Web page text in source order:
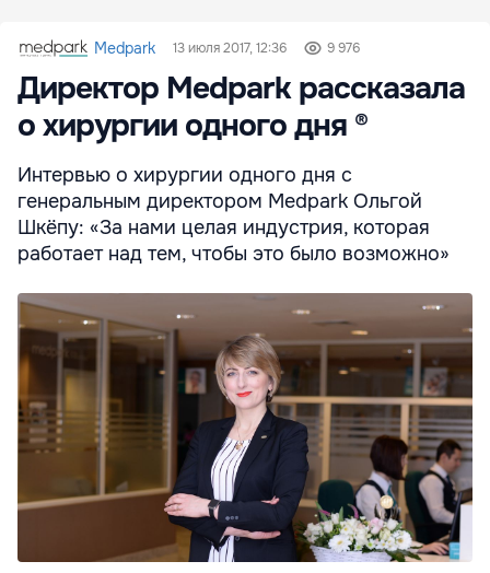
Medpark 13 июля 2017, 12:36 9 976
Директор Medpark рассказала
о хирургии одного дня ®
Интервью о хирургии одного дня с
генеральным директором Medpark Ольгой
Шкёпу: «За нами целая индустрия, которая
работает над тем, чтобы это было возможно»